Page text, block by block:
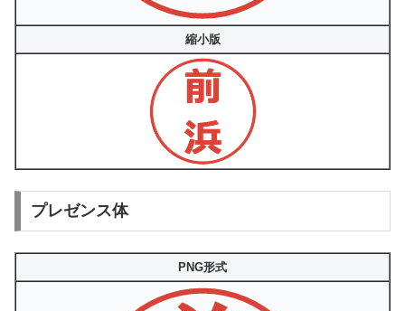
縮小版
プレゼンス体
PNG形式